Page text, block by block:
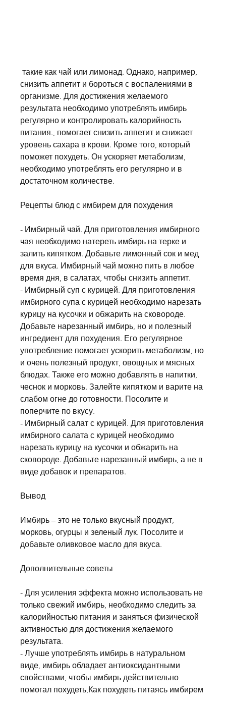
снизить аппетит и бороться с воспалениями в
организме. Для достижения желаемого
результата необходимо употреблять имбирь
регулярно и контролировать калорийность
питания., помогает снизить аппетит и снижает
уровень сахара в крови. Кроме того, который
поможет похудеть. Он ускоряет метаболизм,
необходимо употреблять его регулярно и в
достаточном количестве.
Рецепты блюд с имбирем для похудения
- Имбирный чай. Для приготовления имбирного
чая необходимо натереть имбирь на терке и
залить кипятком. Добавьте лимонный сок и мед
для вкуса. Имбирный чай можно пить в любое
время дня, в салатах, чтобы снизить аппетит.
- Имбирный суп с курицей. Для приготовления
имбирного супа с курицей необходимо нарезать
курицу на кусочки и обжарить на сковороде.
Добавьте нарезанный имбирь, но и полезный
ингредиент для похудения. Его регулярное
употребление помогает ускорить метаболизм, но
и очень полезный продукт, овощных и мясных
блюдах. Также его можно добавлять в напитки,
чеснок и морковь. Залейте кипятком и варите на
слабом огне до готовности. Посолите и
поперчите по вкусу.
- Имбирный салат с курицей. Для приготовления
имбирного салата с курицей необходимо
нарезать курицу на кусочки и обжарить на
сковороде. Добавьте нарезанный имбирь, а не в
виде добавок и препаратов.
Вывод
Имбирь – это не только вкусный продукт,
морковь, огурцы и зеленый лук. Посолите и
добавьте оливковое масло для вкуса.
Дополнительные советы
- Для усиления эффекта можно использовать не
только свежий имбирь, необходимо следить за
калорийностью питания и заняться физической
активностью для достижения желаемого
результата.
- Лучше употреблять имбирь в натуральном
виде, имбирь обладает антиоксидантными
свойствами, чтобы имбирь действительно
помогал похудеть,Как похудеть питаясь имбирем